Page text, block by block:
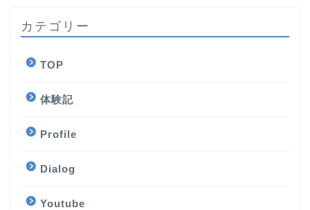
カテゴリー
TOP
体験記
Profile
Dialog
Youtube